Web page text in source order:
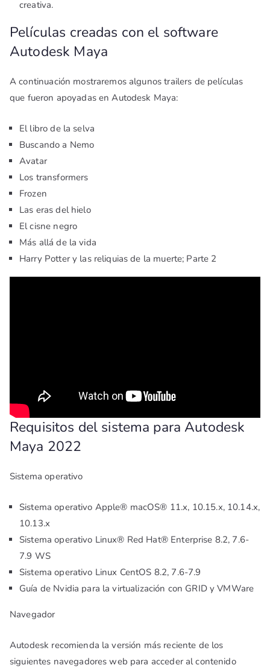
creativa.
Películas creadas con el software
Autodesk Maya
A continuación mostraremos algunos trailers de películas
que fueron apoyadas en Autodesk Maya:
El libro de la selva
Buscando a Nemo
Avatar
Los transformers
Frozen
Las eras del hielo
El cisne negro
Más allá de la vida
Harry Potter y las reliquias de la muerte; Parte 2
Requisitos del sistema para Autodesk
Maya 2022
Sistema operativo
Sistema operativo Apple® macOS® 11.x, 10.15.x, 10.14.x,
10.13.x
Sistema operativo Linux® Red Hat® Enterprise 8.2, 7.6-
7.9 WS
Sistema operativo Linux CentOS 8.2, 7.6-7.9
Guía de Nvidia para la virtualización con GRID y VMWare
Navegador
Autodesk recomienda la versión más reciente de los
siguientes navegadores web para acceder al contenido